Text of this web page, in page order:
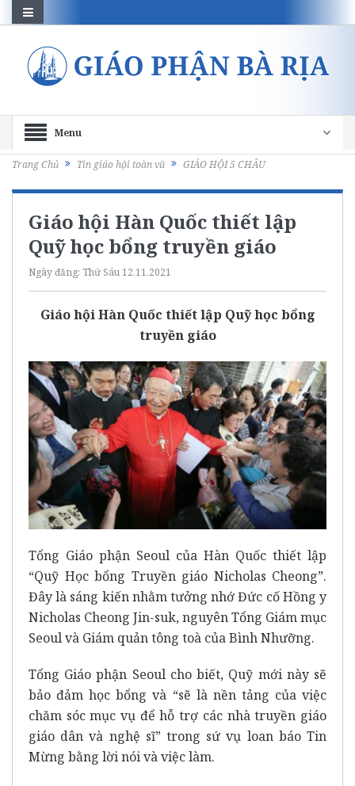
Menu
Trang Chủ Tin giáo hội toàn vũ GIÁO HỘI 5 CHÂU
Giáo hội Hàn Quốc thiết lập
Quỹ học bổng truyền giáo
Ngày đăng: Thứ Sáu 12.11.2021
Giáo hội Hàn Quốc thiết lập Quỹ học bổng
truyền giáo
Tổng Giáo phận Seoul của Hàn Quốc thiết lập
“Quỹ Học bổng Truyền giáo Nicholas Cheong”.
Đây là sáng kiến nhằm tưởng nhớ Đức cố Hồng y
Nicholas Cheong Jin-suk, nguyên Tổng Giám mục
Seoul và Giám quản tông toà của Bình Nhưỡng.
Tổng Giáo phận Seoulcho biết, Quỹ mới này sẽ
bảo đảm học bổng và “sẽ là nền tảng của việc
chăm sóc mục vụ để hỗ trợ các nhà truyền giáo
giáo dân và nghệ sĩ” trong sứ vụ loan báo Tin
Mừng bằng lời nói và việc làm.